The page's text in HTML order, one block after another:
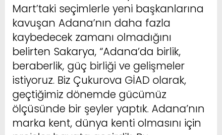
Mart’taki seçimlerle yeni başkanlarına
kavuşan Adana’nın daha fazla
kaybedecek zamanı olmadığını
belirten Sakarya, “Adana’da birlik,
beraberlik, güç birliği ve gelişmeler
istiyoruz. Biz Çukurova GİAD olarak,
geçtiğimiz dönemde gücümüz
ölçüsünde bir şeyler yaptık. Adana’nın
marka kent, dünya kenti olmasını için